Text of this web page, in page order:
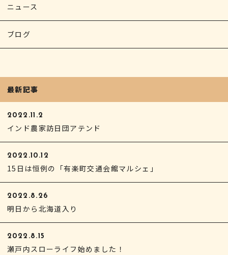
ニュース
ブログ
最新記事
2022.11.2
インド農家訪日団アテンド
2022.10.12
15日は恒例の「有楽町交通会館マルシェ」
2022.8.26
明日から北海道入り
2022.8.15
瀬戸内スローライフ始めました！